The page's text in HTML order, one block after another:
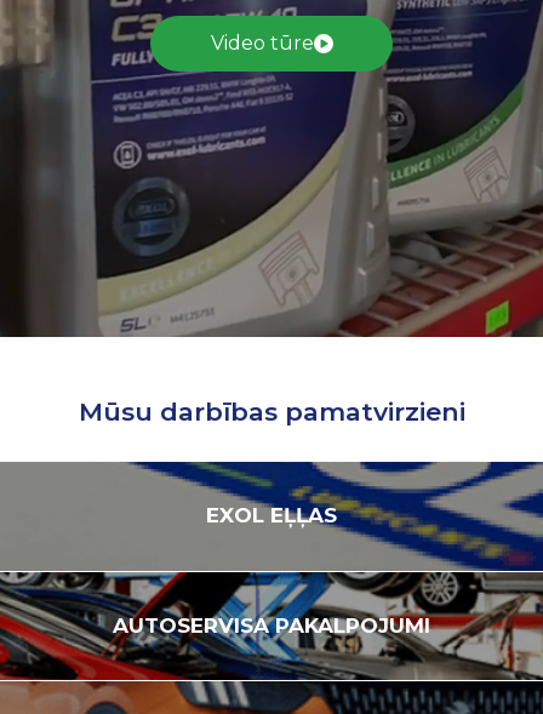
Video tūre
Mūsu darbības pamatvirzieni
EXOLEĻĻAS
AUTOSERVISAPAKALPOJUMI